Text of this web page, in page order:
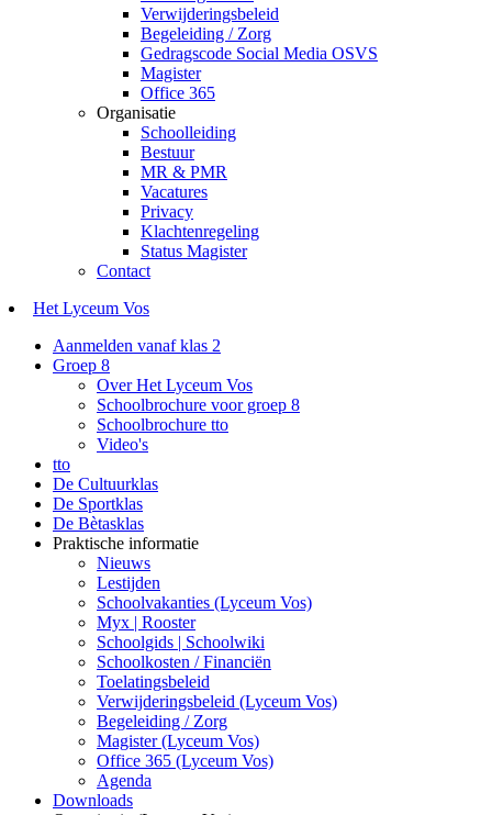
Verwijderingsbeleid
Begeleiding / Zorg
Gedragscode Social Media OSVS
Magister
Office 365
Organisatie
Schoolleiding
Bestuur
MR & PMR
Vacatures
Privacy
Klachtenregeling
Status Magister
Contact
Het Lyceum Vos
Aanmelden vanaf klas 2
Groep 8
Over Het Lyceum Vos
Schoolbrochure voor groep 8
Schoolbrochure tto
Video's
tto
De Cultuurklas
De Sportklas
De Bètasklas
Praktische informatie
Nieuws
Lestijden
Schoolvakanties (Lyceum Vos)
Myx | Rooster
Schoolgids | Schoolwiki
Schoolkosten / Financiën
Toelatingsbeleid
Verwijderingsbeleid (Lyceum Vos)
Begeleiding / Zorg
Magister (Lyceum Vos)
Office 365 (Lyceum Vos)
Agenda
Downloads